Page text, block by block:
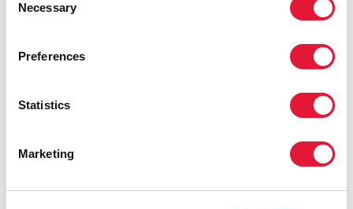
Selection
Necessary
Preferences
Statistics
Marketing